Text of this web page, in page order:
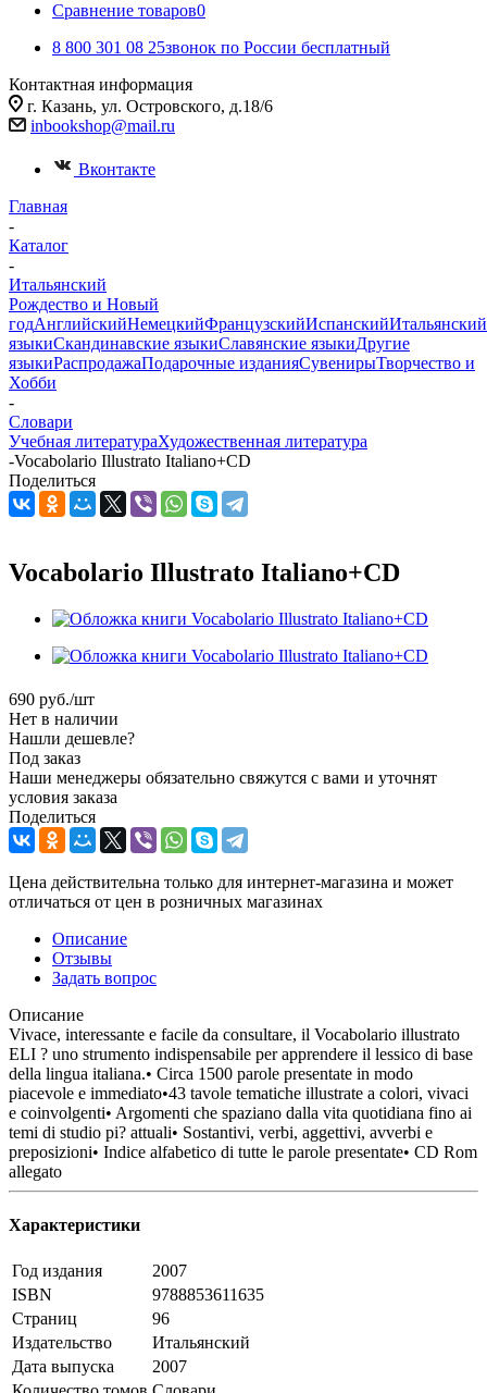
Сравнение товаров0
8 800 301 08 25звонок по России бесплатный
Контактная информация
г. Казань, ул. Островского, д.18/6
inbookshop@mail.ru
Вконтакте
Главная
-
Каталог
-
Итальянский
Рождество и Новый
годАнглийскийНемецкийФранцузскийИспанскийИтальянский
языкиСкандинавские языкиСлавянские языкиДругие
языкиРаспродажаПодарочные изданияСувенирыТворчество и
Хобби
-
Словари
Учебная литератураХудожественная литература
-Vocabolario Illustrato Italiano+CD
Поделиться
Vocabolario Illustrato Italiano+CD
690 руб./шт
Нет в наличии
Нашли дешевле?
Под заказ
Наши менеджеры обязательно свяжутся с вами и уточнят
условия заказа
Поделиться
Цена действительна только для интернет-магазина и может
отличаться от цен в розничных магазинах
Описание
Отзывы
Задать вопрос
Описание
Vivace, interessante e facile da consultare, il Vocabolario illustrato
ELI ? uno strumento indispensabile per apprendere il lessico di base
della lingua italiana.• Circa 1500 parole presentate in modo
piacevole e immediato•43 tavole tematiche illustrate a colori, vivaci
e coinvolgenti• Argomenti che spaziano dalla vita quotidiana fino ai
temi di studio pi? attuali• Sostantivi, verbi, aggettivi, avverbi e
preposizioni• Indice alfabetico di tutte le parole presentate• CD Rom
allegato
Характеристики
Год издания
2007
ISBN
9788853611635
Страниц
96
Издательство
Итальянский
Дата выпуска
2007